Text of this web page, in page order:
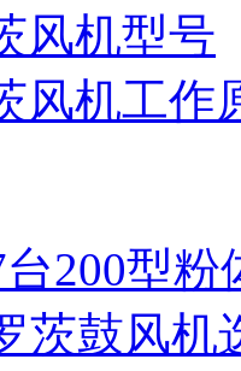
风机型号
风机工作
台200型
茨鼓风机